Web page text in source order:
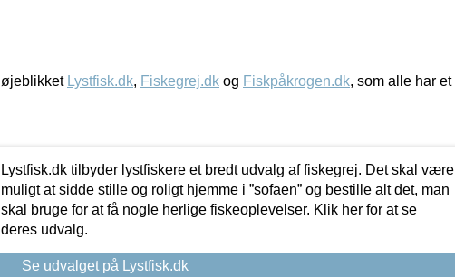
Lystfisk.dk, Fiskegrej.dk og Fiskpåkrogen.dk, som alle har et
Lystfisk.dk tilbyder lystfiskere et bredt udvalg af fiskegrej. Det skal være
muligt at sidde stille og roligt hjemme i ”sofaen” og bestille alt det, man
skal bruge for at få nogle herlige fiskeoplevelser. Klik her for at se
deres udvalg.
Se udvalget på Lystfisk.dk